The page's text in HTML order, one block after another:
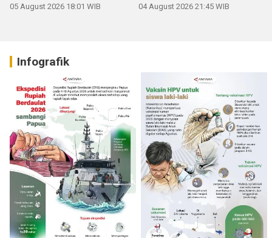
05 August 2026 18:01 WIB 04 August 2026 21:45 WIB
Infografik